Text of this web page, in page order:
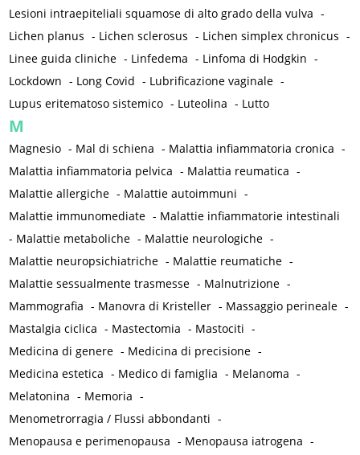
Lesioni intraepiteliali squamose di alto grado della vulva -
Lichen planus - Lichen sclerosus - Lichen simplex chronicus -
Linee guida cliniche - Linfedema - Linfoma di Hodgkin -
Lockdown - Long Covid - Lubrificazione vaginale -
Lupus eritematoso sistemico - Luteolina - Lutto
M
Magnesio - Mal di schiena - Malattia infiammatoria cronica -
Malattia infiammatoria pelvica - Malattia reumatica -
Malattie allergiche - Malattie autoimmuni -
Malattie immunomediate - Malattie infiammatorie intestinali
- Malattie metaboliche - Malattie neurologiche -
Malattie neuropsichiatriche - Malattie reumatiche -
Malattie sessualmente trasmesse - Malnutrizione -
Mammografia - Manovra di Kristeller - Massaggio perineale -
Mastalgia ciclica - Mastectomia - Mastociti -
Medicina di genere - Medicina di precisione -
Medicina estetica - Medico di famiglia - Melanoma -
Melatonina - Memoria -
Menometrorragia / Flussi abbondanti -
Menopausa e perimenopausa - Menopausa iatrogena -